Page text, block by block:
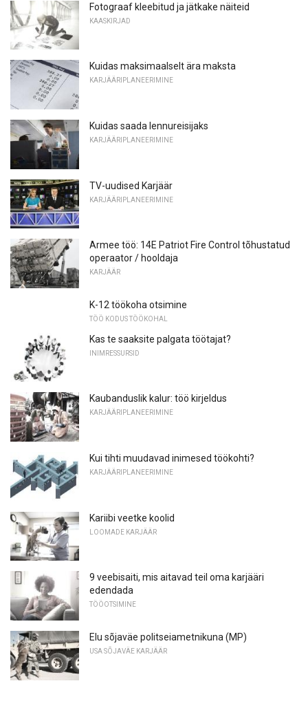
Fotograaf kleebitud ja jätkake näiteid
KAASKIRJAD
Kuidas maksimaalselt ära maksta
KARJÄÄRIPLANEERIMINE
Kuidas saada lennureisijaks
KARJÄÄRIPLANEERIMINE
TV-uudised Karjäär
KARJÄÄRIPLANEERIMINE
Armee töö: 14E Patriot Fire Control tõhustatud
operaator / hooldaja
KARJÄÄR
K-12 töökoha otsimine
TÖÖ KODUS TÖÖKOHAL
Kas te saaksite palgata töötajat?
INIMRESSURSID
Kaubanduslik kalur: töö kirjeldus
KARJÄÄRIPLANEERIMINE
Kui tihti muudavad inimesed töökohti?
KARJÄÄRIPLANEERIMINE
Kariibi veetke koolid
LOOMADE KARJÄÄR
9 veebisaiti, mis aitavad teil oma karjääri
edendada
TÖÖOTSIMINE
Elu sõjaväe politseiametnikuna (MP)
USA SÕJAVÄE KARJÄÄR